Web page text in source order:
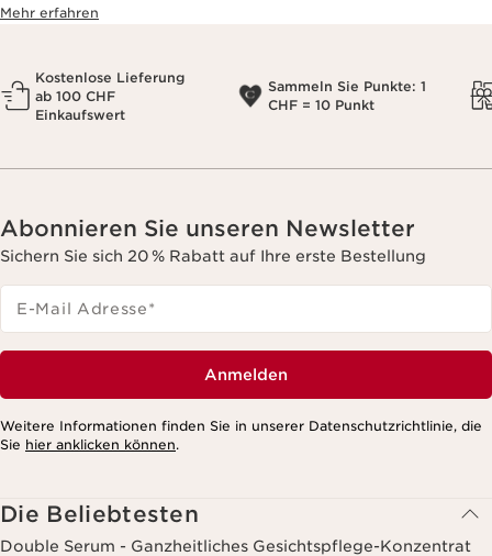
Mehr erfahren
Kostenlose Lieferung
ab 100 CHF
Einkaufswert
Sammeln Sie Punkte: 1
CHF = 10 Punkt
Abonnieren Sie unseren Newsletter
Sichern Sie sich 20 % Rabatt auf Ihre erste Bestellung
E-Mail Adresse*
Anmelden
Weitere Informationen finden Sie in unserer Datenschutzrichtlinie, die
Sie hier anklicken können.
Die Beliebtesten
Double Serum - Ganzheitliches Gesichtspflege-Konzentrat